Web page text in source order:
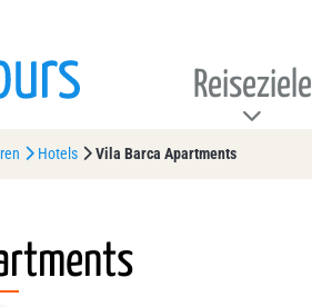
Reiseziele
Hotels Vila Barca Apartments